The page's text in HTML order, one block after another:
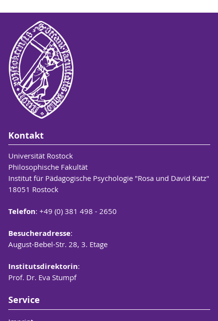
Kontakt
Universität Rostock
Philosophische Fakultät
Institut für Pädagogische Psychologie "Rosa und David Katz"
18051 Rostock
Telefon: +49 (0) 381 498 - 2650
Besucheradresse:
August-Bebel-Str. 28, 3. Etage
Institutsdirektorin:
Prof. Dr. Eva Stumpf
Service